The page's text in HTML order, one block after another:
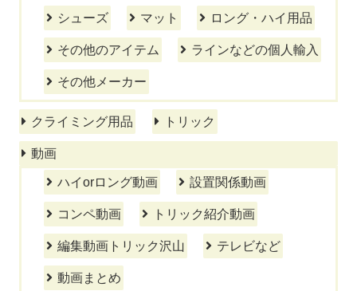
シューズ マット ロング・ハイ用品
その他のアイテム ラインなどの個人輸入
その他メーカー
クライミング用品 トリック
動画
ハイorロング動画 設置関係動画
コンペ動画 トリック紹介動画
編集動画トリック沢山 テレビなど
動画まとめ